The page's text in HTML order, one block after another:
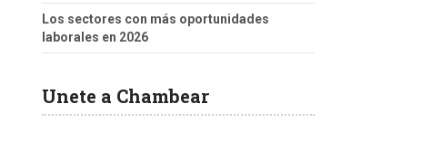
Los sectores con más oportunidades
laborales en 2026
Unete a Chambear